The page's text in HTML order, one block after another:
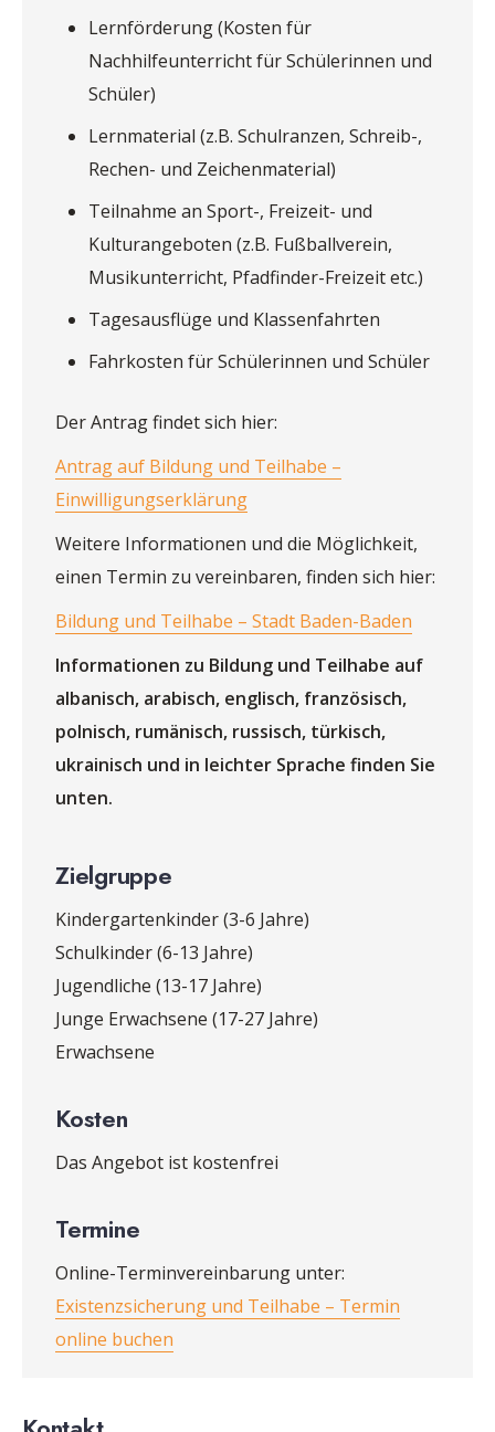
Lernförderung (Kosten für
Nachhilfeunterricht für Schülerinnen und
Schüler)
Lernmaterial (z.B. Schulranzen, Schreib-,
Rechen- und Zeichenmaterial)
Teilnahme an Sport-, Freizeit- und
Kulturangeboten (z.B. Fußballverein,
Musikunterricht, Pfadfinder-Freizeit etc.)
Tagesausflüge und Klassenfahrten
Fahrkosten für Schülerinnen und Schüler
Der Antrag findet sich hier:
Antrag auf Bildung und Teilhabe –
Einwilligungserklärung
Weitere Informationen und die Möglichkeit,
einen Termin zu vereinbaren, finden sich hier:
Bildung und Teilhabe – Stadt Baden-Baden
Informationen zu Bildung und Teilhabe auf
albanisch, arabisch, englisch, französisch,
polnisch, rumänisch, russisch, türkisch,
ukrainisch und in leichter Sprache finden Sie
unten.
Zielgruppe
Kindergartenkinder (3-6 Jahre)
Schulkinder (6-13 Jahre)
Jugendliche (13-17 Jahre)
Junge Erwachsene (17-27 Jahre)
Erwachsene
Kosten
Das Angebot ist kostenfrei
Termine
Online-Terminvereinbarung unter:
Existenzsicherung und Teilhabe – Termin
online buchen